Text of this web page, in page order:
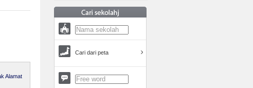
Alamat
Cari dari peta